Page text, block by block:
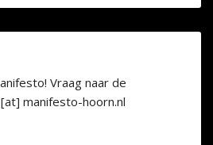
Vraag naar de
manifesto-hoorn.nl